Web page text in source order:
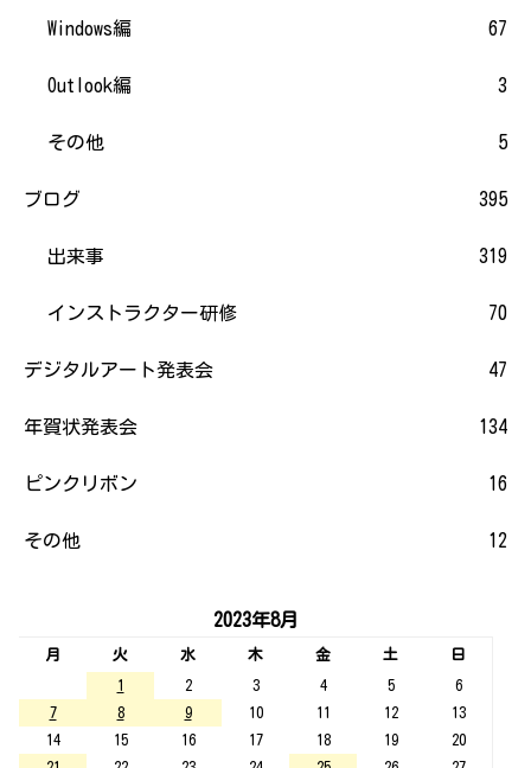
Windows編 67
Outlook編 3
その他 5
ブログ 395
出来事 319
インストラクター研修 70
デジタルアート発表会 47
年賀状発表会 134
ピンクリボン 16
その他 12
2023年8月
月 火 水 木 金 土
日
1
2 3 4 5
6
7
8 9 10 11 12
13
14
15 16 17 18 19
20